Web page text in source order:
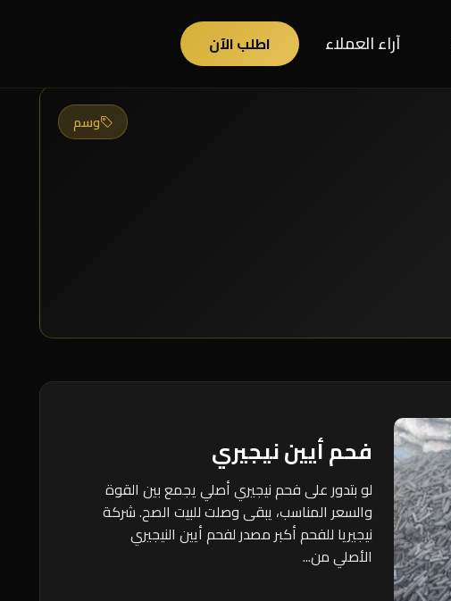
آراء العملاء اطلب الآن
وسم
فحم أيين نيجيري
لو بتدور على فحم نيجيري أصلي يجمع بين القوة
والسعر المناسب، يبقى وصلت للبيت الصح. شركة
نيجيريا للفحم أكبر مصدر لفحم أيين النيجيري
الأصلي من...